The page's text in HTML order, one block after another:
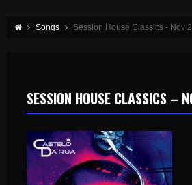
Songs Session House Classics - Nov
SESSION HOUSE CLASSICS –